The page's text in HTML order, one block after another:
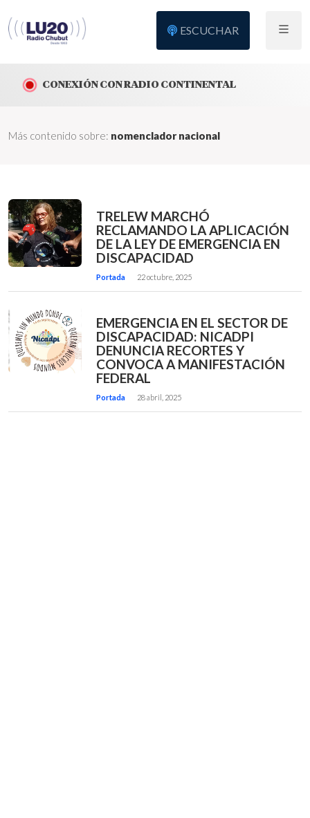
ESCUCHAR
CONEXIÓN CON RADIO CONTINENTAL
Más contenido sobre: nomenclador nacional
TRELEW MARCHÓ
RECLAMANDO LA APLICACIÓN
DE LA LEY DE EMERGENCIA EN
DISCAPACIDAD
Portada 22 octubre, 2025
EMERGENCIA EN EL SECTOR DE
DISCAPACIDAD: NICADPI
DENUNCIA RECORTES Y
CONVOCA A MANIFESTACIÓN
FEDERAL
Portada 28 abril, 2025